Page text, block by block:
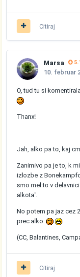
Citiraj
Marsa
10. februar
O, tud tu si
Thanx!
Jah, alko pa to, kaj
Zanimivo pa je to, k
izlozbe z
smo mel to v
alkota'.
No potem pa jaz cez
prec alko.
(CC, Balantines,
Citiraj